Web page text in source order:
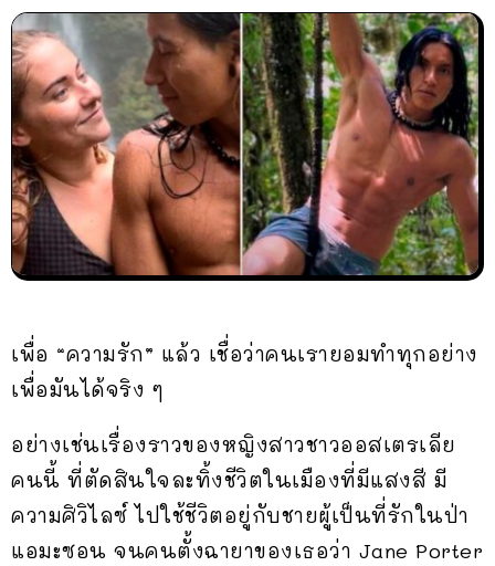
เพื่อ “ความรัก” แล้ว เชื่อว่าคนเรายอมทำทุกอย่าง
เพื่อมันได้จริง ๆ
อย่างเช่นเรื่องราวของหญิงสาวชาวออสเตรเลีย
คนนี้ ที่ตัดสินใจละทิ้งชีวิตในเมืองที่มีแสงสี มี
ความศิวิไลซ์ ไปใช้ชีวิตอยู่กับชายผู้เป็นที่รักในป่า
แอมะซอน จนคนตั้งฉายาของเธอว่า Jane Porter